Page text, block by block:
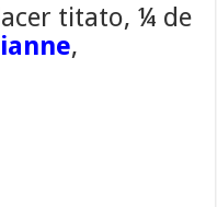
titato, ¼ de
,